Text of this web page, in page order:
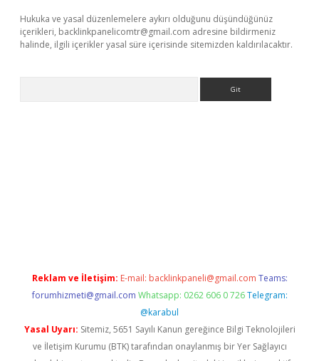
Hukuka ve yasal düzenlemelere aykırı olduğunu düşündüğünüz
içerikleri, backlinkpanelicomtr@gmail.com adresine bildirmeniz
halinde, ilgili içerikler yasal süre içerisinde sitemizden kaldırılacaktır.
Reklam ve İletişim: E-mail: backlinkpaneli@gmail.com Teams:
forumhizmeti@gmail.com Whatsapp: 0262 606 0 726 Telegram:
@karabul
Yasal Uyarı: Sitemiz, 5651 Sayılı Kanun gereğince Bilgi Teknolojileri
ve İletişim Kurumu (BTK) tarafından onaylanmış bir Yer Sağlayıcı